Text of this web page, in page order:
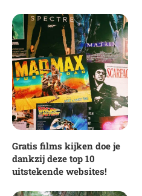
Gratis films kijken doe je
dankzij deze top 10
uitstekende websites!